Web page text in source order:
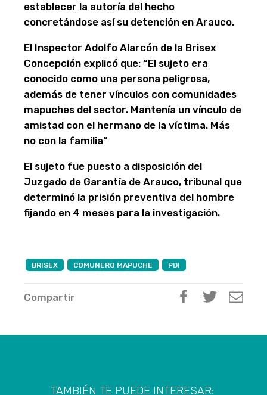
establecer la autoría del hecho
concretándose así su detención en Arauco.
El Inspector Adolfo Alarcón de la Brisex
Concepción explicó que: “El sujeto era
conocido como una persona peligrosa,
además de tener vínculos con comunidades
mapuches del sector. Mantenía un vínculo de
amistad con el hermano de la víctima. Más
no con la familia”
El sujeto fue puesto a disposición del
Juzgado de Garantía de Arauco, tribunal que
determinó la prisión preventiva del hombre
fijando en 4 meses para la investigación.
BRISEX COMUNERO MAPUCHE PDI
Compartir
TAMBIÉN TE PUEDE INTERESAR: